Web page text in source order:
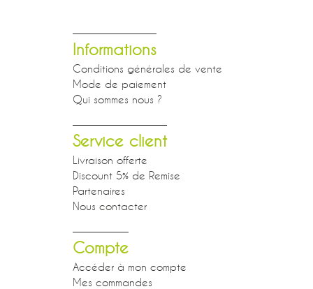
Informations
Conditions générales de vente
Mode de paiement
Qui sommes nous ?
Service client
Livraison offerte
Discount 5% de Remise
Partenaires
Nous contacter
Compte
Accéder à mon compte
Mes commandes